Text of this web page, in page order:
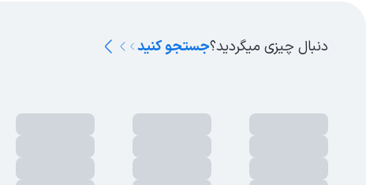
دنبال چیزی میگردید؟جستجو کنید